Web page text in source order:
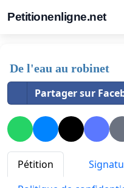
Petitionenligne.net
De l'eau au robinet
Partager sur
Pétition